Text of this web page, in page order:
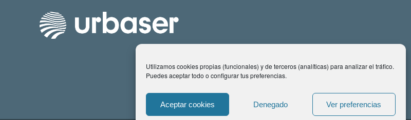
Utilizamos cookies propias (funcionales) y de terceros (analíticas) para analizar el tráfico.
Puedes aceptar todo o configurar tus preferencias.
Aceptar cookies Denegado Ver preferencias